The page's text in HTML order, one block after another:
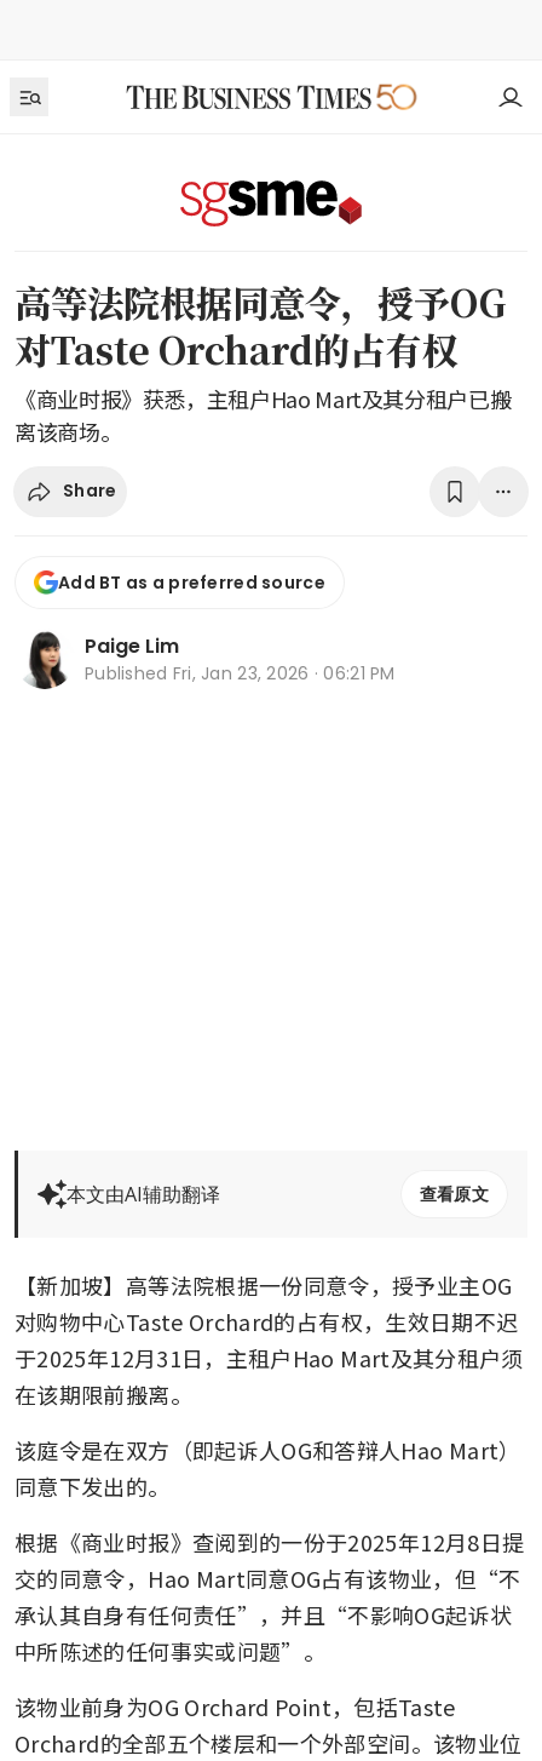
高等法院根据同意令，授予OG
对Taste Orchard的占有权
《商业时报》获悉，主租户Hao Mart及其分租户已搬
离该商场。
Share
Add BT as a preferred source
Paige Lim
Published Fri, Jan 23, 2026 · 06:21 PM
本文由AI辅助翻译 查看原文
【新加坡】高等法院根据一份同意令，授予业主OG
对购物中心Taste Orchard的占有权，生效日期不迟
于2025年12月31日，主租户Hao Mart及其分租户须
在该期限前搬离。
该庭令是在双方（即起诉人OG和答辩人Hao Mart）
同意下发出的。
根据《商业时报》查阅到的一份于2025年12月8日提
交的同意令，Hao Mart同意OG占有该物业，但“不
承认其自身有任何责任”，并且“不影响OG起诉状
中所陈述的任何事实或问题”。
该物业前身为OG Orchard Point，包括Taste
Orchard的全部五个楼层和一个外部空间。该物业位